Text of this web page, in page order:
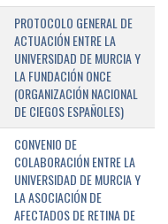
PROTOCOLO GENERAL DE
ACTUACIÓN ENTRE LA
UNIVERSIDAD DE MURCIA Y
LA FUNDACIÓN ONCE
(ORGANIZACIÓN NACIONAL
DE CIEGOS ESPAÑOLES)
CONVENIO DE
COLABORACIÓN ENTRE LA
UNIVERSIDAD DE MURCIA Y
LA ASOCIACIÓN DE
AFECTADOS DE RETINA DE